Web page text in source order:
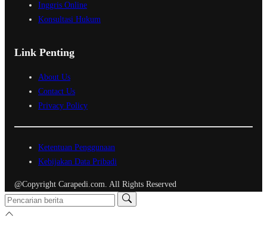
Inggris Online
Konsultasi Hukum
Link Penting
About Us
Contact Us
Privacy Policy
Ketentuan Penggunaan
Kebijakan Data Pribadi
@Copyright Carapedi.com. All Rights Reserved